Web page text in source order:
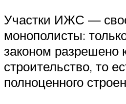
Участки ИЖС —
монополисты:
законом разрешено
строительство, то
полноценного